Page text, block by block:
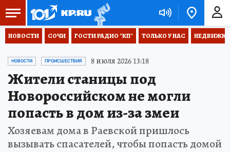
НОВОСТИ СОЧИ ГОСТИ РАДИО "КП" ТОЛЬКО У НАС НЕДВИЖКА
НОВОСТИ ПРОИСШЕСТВИЯ 8 июля 2026 13:18
Жители станицы под
Новороссийском не могли
попасть в дом из-за змеи
Хозяевам дома в Раевской пришлось
вызывать спасателей, чтобы попасть домой